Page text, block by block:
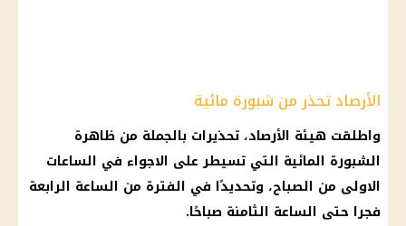
الأرصاد تحذر من شبورة مائية
واطلقت هيئة الأرصاد، تحذيرات بالجملة من ظاهرة
الشبورة المائية التي تسيطر على الاجواء في الساعات
الاولى من الصباح، وتحديدًا في الفترة من الساعة الرابعة
فجرا حتى الساعة الثامنة صباحًا.